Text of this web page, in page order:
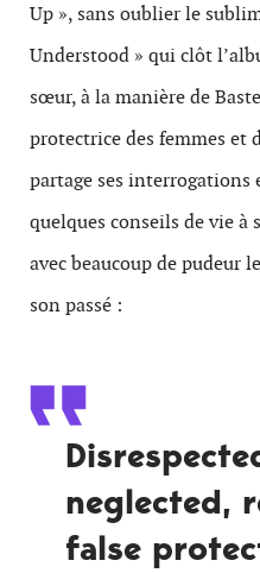
Up », sans oublier le
Understood » qui clôt
sœur, à la manière de
protectrice des femmes et
partage ses
quelques conseils de vie à
avec beaucoup de pudeur
son passé :
neglected,
false